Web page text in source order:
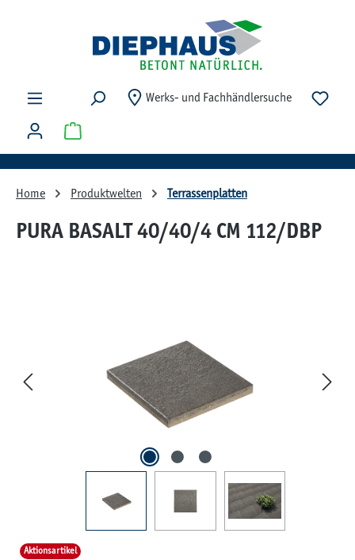
Werks- und Fachhändlersuche Du
Warenkorb enthält 0 Positionen. Der Gesamtwert
Home Produktwelten Terrassenplatten
PURA BASALT 40/40/4 CM 112/DBP
Aktionsartikel